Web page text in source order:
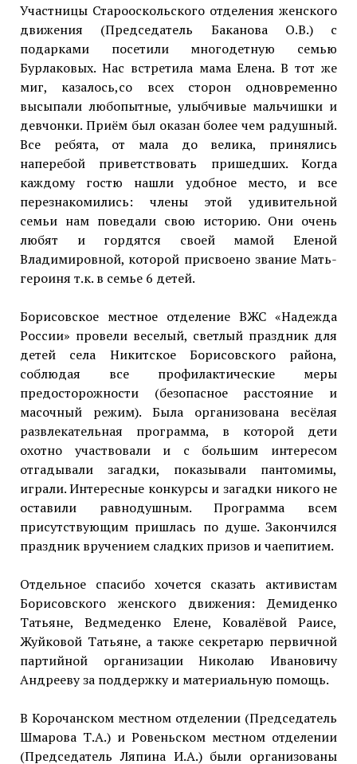
Участницы Старооскольского отделения женского
движения (Председатель Баканова О.В.) с
подарками посетили многодетную семью
Бурлаковых. Нас встретила мама Елена. В тот же
миг, казалось,со всех сторон одновременно
высыпали любопытные, улыбчивые мальчишки и
девчонки. Приём был оказан более чем радушный.
Все ребята, от мала до велика, принялись
наперебой приветствовать пришедших. Когда
каждому гостю нашли удобное место, и все
перезнакомились: члены этой удивительной
семьи нам поведали свою историю. Они очень
любят и гордятся своей мамой Еленой
Владимировной, которой присвоено звание Мать-
героиня т.к. в семье 6 детей.
Борисовское местное отделение ВЖС «Надежда
России» провели веселый, светлый праздник для
детей села Никитское Борисовского района,
соблюдая все профилактические меры
предосторожности (безопасное расстояние и
масочный режим). Была организована весёлая
развлекательная программа, в которой дети
охотно участвовали и с большим интересом
отгадывали загадки, показывали пантомимы,
играли. Интересные конкурсы и загадки никого не
оставили равнодушным. Программа всем
присутствующим пришлась по душе. Закончился
праздник вручением сладких призов и чаепитием.
Отдельное спасибо хочется сказать активистам
Борисовского женского движения: Демиденко
Татьяне, Ведмеденко Елене, Ковалёвой Раисе,
Жуйковой Татьяне, а также секретарю первичной
партийной организации Николаю Ивановичу
Андрееву за поддержку и материальную помощь.
В Корочанском местном отделении (Председатель
Шмарова Т.А.) и Ровеньском местном отделении
(Председатель Ляпина И.А.) были организованы